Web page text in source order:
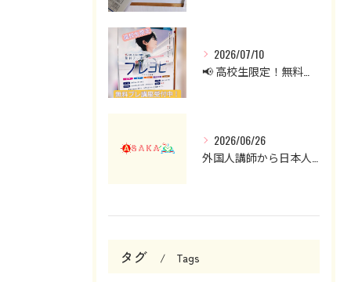
2026/07/10
2026/06/26
タグ Tags